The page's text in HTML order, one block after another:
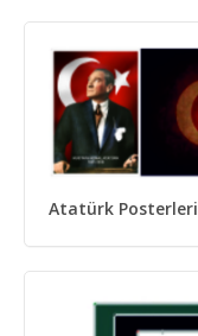
Atatürk Posterleri